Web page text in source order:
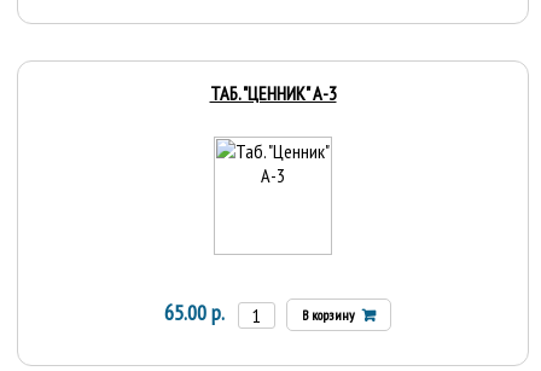
ТАБ. "ЦЕННИК" А-3
65.00 р. В корзину